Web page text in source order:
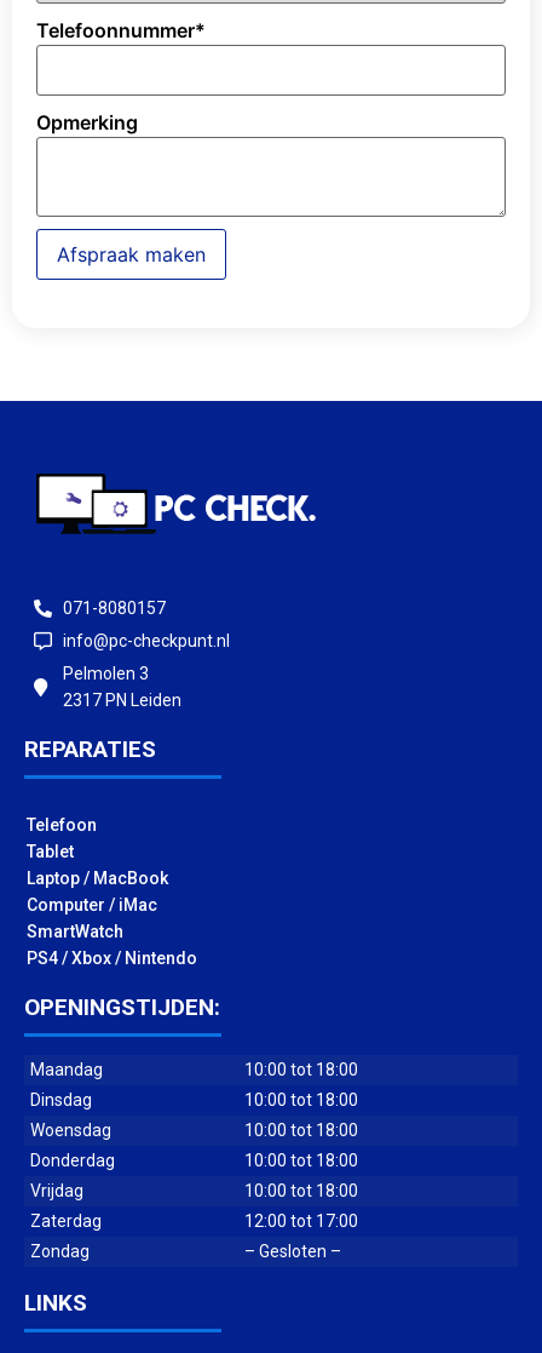
Telefoonnummer*
Opmerking
Afspraak maken
071-8080157
info@pc-checkpunt.nl
Pelmolen 3
2317 PN Leiden
REPARATIES
Telefoon
Tablet
Laptop / MacBook
Computer / iMac
SmartWatch
PS4 / Xbox / Nintendo
OPENINGSTIJDEN:
Maandag
10:00 tot 18:00
Dinsdag
10:00 tot 18:00
Woensdag
10:00 tot 18:00
Donderdag
10:00 tot 18:00
Vrijdag
10:00 tot 18:00
Zaterdag
12:00 tot 17:00
Zondag
– Gesloten –
LINKS